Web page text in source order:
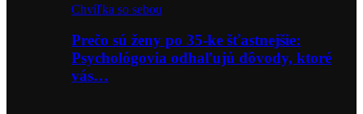
Chvíľka so sebou
Prečo sú ženy po 35-ke šťastnejšie:
Psychológovia odhaľujú dôvody, ktoré
vás…